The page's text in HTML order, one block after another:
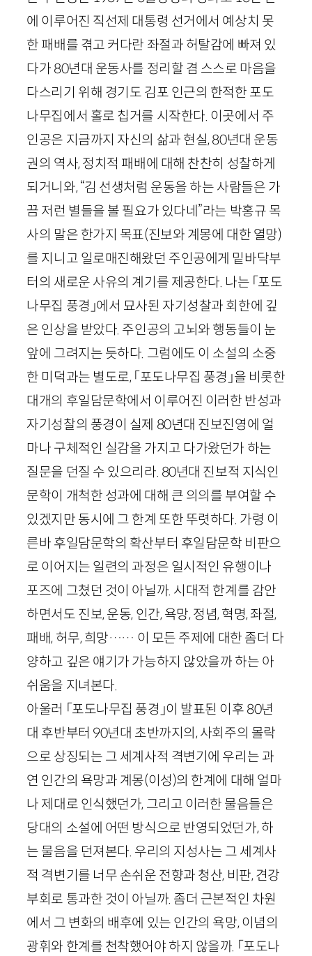
에 이루어진 직선제 대통령 선거에서 예상치 못
한 패배를 겪고 커다란 좌절과 허탈감에 빠져 있
다가 80년대 운동사를 정리할 겸 스스로 마음을
다스리기 위해 경기도 김포 인근의 한적한 포도
나무집에서 홀로 칩거를 시작한다. 이곳에서 주
인공은 지금까지 자신의 삶과 현실,80년대 운동
권의 역사, 정치적 패배에 대해 찬찬히 성찰하게
되거니와, “김 선생처럼 운동을 하는 사람들은 가
끔 저런 별들을 볼 필요가 있다네”라는 박홍규 목
사의 말은 한가지 목표(진보와 계몽에 대한 열망)
를 지니고 일로매진해왔던 주인공에게 밑바닥부
터의 새로운 사유의 계기를 제공한다. 나는 「포도
나무집 풍경」에서 묘사된 자기성찰과 회한에 깊
은 인상을 받았다. 주인공의 고뇌와 행동들이 눈
앞에 그려지는 듯하다. 그럼에도 이 소설의 소중
한 미덕과는 별도로, 「포도나무집 풍경」을 비롯한
대개의 후일담문학에서 이루어진 이러한 반성과
자기성찰의 풍경이 실제 80년대 진보진영에 얼
마나 구체적인 실감을 가지고 다가왔던가 하는
질문을 던질 수 있으리라. 80년대 진보적 지식인
문학이 개척한 성과에 대해 큰 의의를 부여할 수
있겠지만 동시에 그 한계 또한 뚜렷하다. 가령 이
른바 후일담문학의 확산부터 후일담문학 비판으
로 이어지는 일련의 과정은 일시적인 유행이나
포즈에 그쳤던 것이 아닐까. 시대적 한계를 감안
하면서도 진보, 운동, 인간, 욕망, 정념, 혁명, 좌절,
패배, 허무, 희망…… 이 모든 주제에 대한 좀더 다
양하고 깊은 얘기가 가능하지 않았을까 하는 아
쉬움을 지녀본다.
아울러 「포도나무집 풍경」이 발표된 이후 80년
대 후반부터 90년대 초반까지의, 사회주의 몰락
으로 상징되는 그 세계사적 격변기에 우리는 과
연 인간의 욕망과 계몽(이성)의 한계에 대해 얼마
나 제대로 인식했던가, 그리고 이러한 물음들은
당대의 소설에 어떤 방식으로 반영되었던가, 하
는 물음을 던져본다. 우리의 지성사는 그 세계사
적 격변기를 너무 손쉬운 전향과 청산, 비판, 견강
부회로 통과한 것이 아닐까. 좀더 근본적인 차원
에서 그 변화의 배후에 있는 인간의 욕망, 이념의
광휘와 한계를 천착했어야 하지 않을까. 「포도나